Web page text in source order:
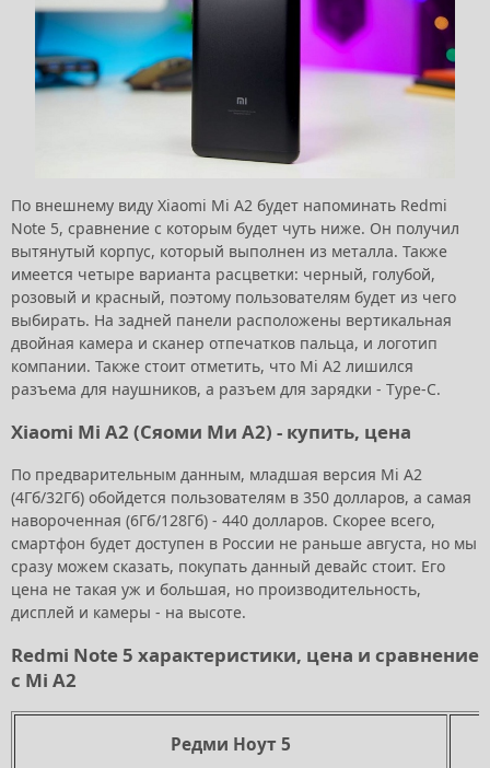
По внешнему виду Xiaomi Mi A2 будет напоминать Redmi
Note 5, сравнение с которым будет чуть ниже. Он получил
вытянутый корпус, который выполнен из металла. Также
имеется четыре варианта расцветки: черный, голубой,
розовый и красный, поэтому пользователям будет из чего
выбирать. На задней панели расположены вертикальная
двойная камера и сканер отпечатков пальца, и логотип
компании. Также стоит отметить, что Mi A2 лишился
разъема для наушников, а разъем для зарядки - Type-C.
Xiaomi Mi A2 (Сяоми Ми А2) - купить, цена
По предварительным данным, младшая версия Mi A2
(4Гб/32Гб) обойдется пользователям в 350 долларов, а самая
навороченная (6Гб/128Гб) - 440 долларов. Скорее всего,
смартфон будет доступен в России не раньше августа, но мы
сразу можем сказать, покупать данный девайс стоит. Его
цена не такая уж и большая, но производительность,
дисплей и камеры - на высоте.
Redmi Note 5 характеристики, цена и сравнение
с Mi A2
Редми Ноут 5